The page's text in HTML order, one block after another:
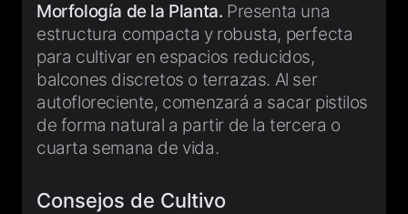
Morfología de la Planta. Presenta una
estructura compacta y robusta, perfecta
para cultivar en espacios reducidos,
balcones discretos o terrazas. Al ser
autofloreciente, comenzará a sacar pistilos
de forma natural a partir de la tercera o
cuarta semana de vida.
Consejos de Cultivo